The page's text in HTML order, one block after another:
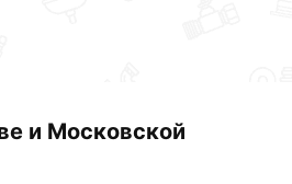
и Московской